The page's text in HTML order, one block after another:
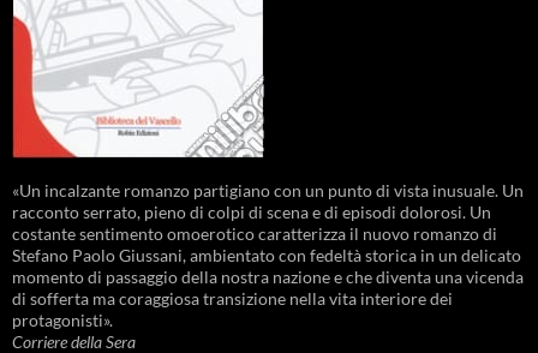
«Un incalzante romanzo partigiano con un punto di vista inusuale. Un
racconto serrato, pieno di colpi di scena e di episodi dolorosi. Un
costante sentimento omoerotico caratterizza il nuovo romanzo di
Stefano Paolo Giussani, ambientato con fedeltà storica in un delicato
momento di passaggio della nostra nazione e che diventa una vicenda
di sofferta ma coraggiosa transizione nella vita interiore dei
protagonisti».
Corriere della Sera